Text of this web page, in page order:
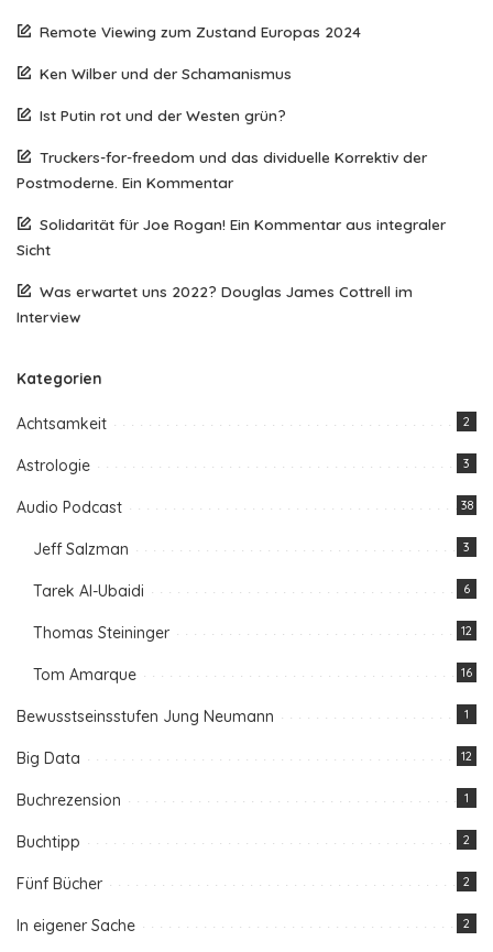
Remote Viewing zum Zustand Europas 2024
Ken Wilber und der Schamanismus
Ist Putin rot und der Westen grün?
Truckers-for-freedom und das dividuelle Korrektiv der
Postmoderne. Ein Kommentar
Solidarität für Joe Rogan! Ein Kommentar aus integraler
Sicht
Was erwartet uns 2022? Douglas James Cottrell im
Interview
Kategorien
Achtsamkeit 2
Astrologie 3
Audio Podcast 38
Jeff Salzman 3
Tarek Al-Ubaidi 6
Thomas Steininger 12
Tom Amarque 16
Bewusstseinsstufen Jung Neumann 1
Big Data 12
Buchrezension 1
Buchtipp 2
Fünf Bücher 2
In eigener Sache 2